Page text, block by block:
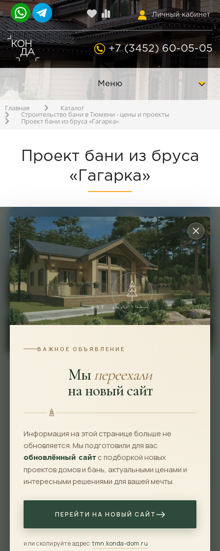
Личный кабинет
+7 (3452) 60-05-05
Меню
Главная Каталог
Строительство бани в Тюмени - цены и проекты
Проект бани из бруса «Гагарка»
Проект бани из бруса
«Гагарка»
KONDA
EST. 2010
ВАЖНОЕ ОБЪЯВЛЕНИЕ
Мыпереехали
на новый сайт
Информация на этой странице больше не
обновляется. Мы подготовили для вас
обновлённый сайт с подборкой новых
проектов домов и бань, актуальными ценами и
интересными решениями для вашей мечты.
ПЕРЕЙТИ НА НОВЫЙ САЙТ
или скопируйте адрес:tmn.konda-dom.ru
От - 7 645 000 руб.
*комплектация «Под усадку»
Площадь
139 м 2
Габариты
10x15 м
Санузлов
1
Комнат
1